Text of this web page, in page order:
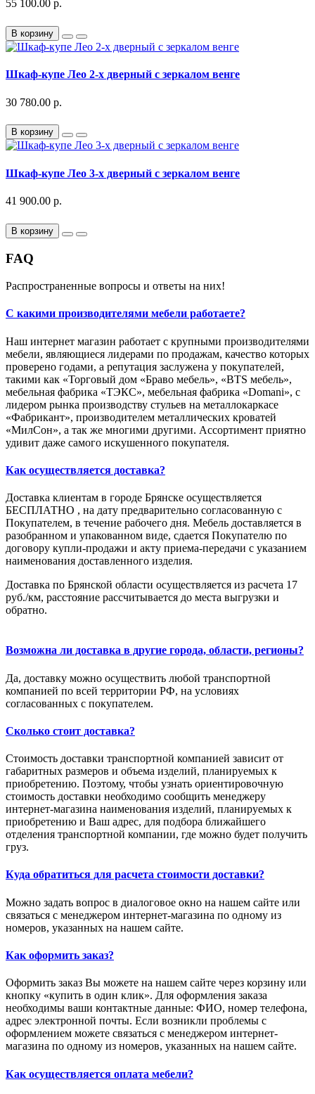
55 100.00 р.
В корзину
Шкаф-купе Лео 2-х дверный с зеркалом венге
30 780.00 р.
В корзину
Шкаф-купе Лео 3-х дверный с зеркалом венге
41 900.00 р.
В корзину
FAQ
Распространенные вопросы и ответы на них!
С какими производителями мебели работаете?
Наш интернет магазин работает с крупными производителями
мебели, являющиеся лидерами по продажам, качество которых
проверено годами, а репутация заслужена у покупателей,
такими как «Торговый дом «Браво мебель», «BTS мебель»,
мебельная фабрика «ТЭКС», мебельная фабрика «Domani», с
лидером рынка производству стульев на металлокаркасе
«Фабрикант», производителем металлических кроватей
«МилСон», а так же многими другими. Ассортимент приятно
удивит даже самого искушенного покупателя.
Как осуществляется доставка?
Доставка клиентам в городе Брянске осуществляется
БЕСПЛАТНО , на дату предварительно согласованную с
Покупателем, в течение рабочего дня. Мебель доставляется в
разобранном и упакованном виде, сдается Покупателю по
договору купли-продажи и акту приема-передачи с указанием
наименования доставленного изделия.
Доставка по Брянской области осуществляется из расчета 17
руб./км, расстояние рассчитывается до места выгрузки и
обратно.
Возможна ли доставка в другие города, области, регионы?
Да, доставку можно осуществить любой транспортной
компанией по всей территории РФ, на условиях
согласованных с покупателем.
Сколько стоит доставка?
Стоимость доставки транспортной компанией зависит от
габаритных размеров и объема изделий, планируемых к
приобретению. Поэтому, чтобы узнать ориентировочную
стоимость доставки необходимо сообщить менеджеру
интернет-магазина наименования изделий, планируемых к
приобретению и Ваш адрес, для подбора ближайшего
отделения транспортной компании, где можно будет получить
груз.
Куда обратиться для расчета стоимости доставки?
Можно задать вопрос в диалоговое окно на нашем сайте или
связаться с менеджером интернет-магазина по одному из
номеров, указанных на нашем сайте.
Как оформить заказ?
Оформить заказ Вы можете на нашем сайте через корзину или
кнопку «купить в один клик». Для оформления заказа
необходимы ваши контактные данные: ФИО, номер телефона,
адрес электронной почты. Если возникли проблемы с
оформлением можете связаться с менеджером интернет-
магазина по одному из номеров, указанных на нашем сайте.
Как осуществляется оплата мебели?